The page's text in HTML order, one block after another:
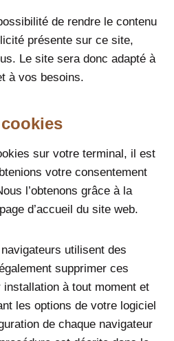
de rendre le contenu
présente sur ce site,
Le site sera donc adapté à
à vos besoins.
sur votre terminal, il est
votre consentement
l’obtenons grâce à la
d’accueil du site web.
utilisent des
supprimer ces
à tout moment et
les options de votre logiciel
de chaque navigateur